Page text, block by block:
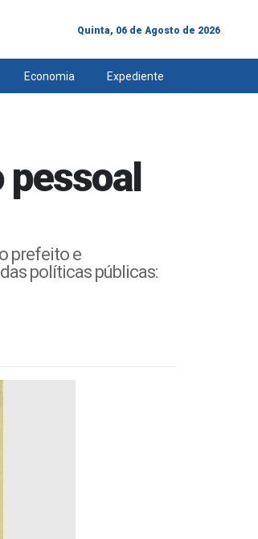
Quinta, 06 de Agosto de 2026
Economia Expediente
pessoal
prefeito e
políticas públicas: